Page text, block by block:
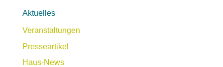
Aktuelles
Veranstaltungen
Presseartikel
Haus-News